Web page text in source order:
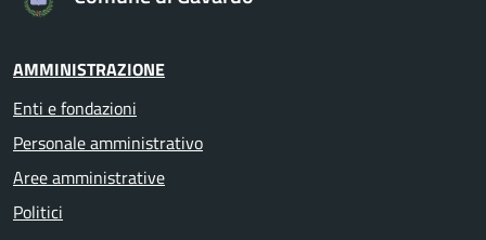
AMMINISTRAZIONE
Enti e fondazioni
Personale amministrativo
Aree amministrative
Politici